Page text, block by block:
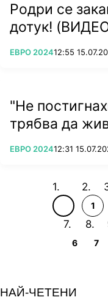
Родри се
дотук!
ПОВЕЧЕ ОТ
ЕВРО 202412:55
"Не
трябва да
ПОВЕЧЕ ОТ
ЕВРО 202412:31
1
6 7
НАЙ-ЧЕТЕНИ